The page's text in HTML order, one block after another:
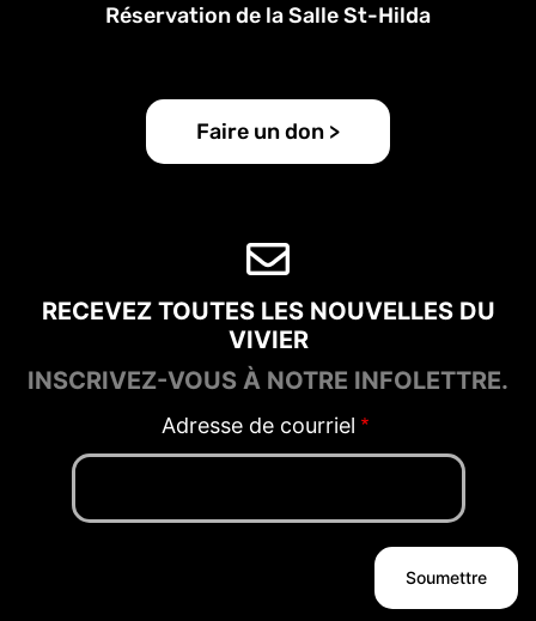
Réservation de la Salle St-Hilda
Faire un don >
RECEVEZ TOUTES LES NOUVELLES DU
VIVIER
INSCRIVEZ-VOUS À NOTRE INFOLETTRE.
Adresse de courriel